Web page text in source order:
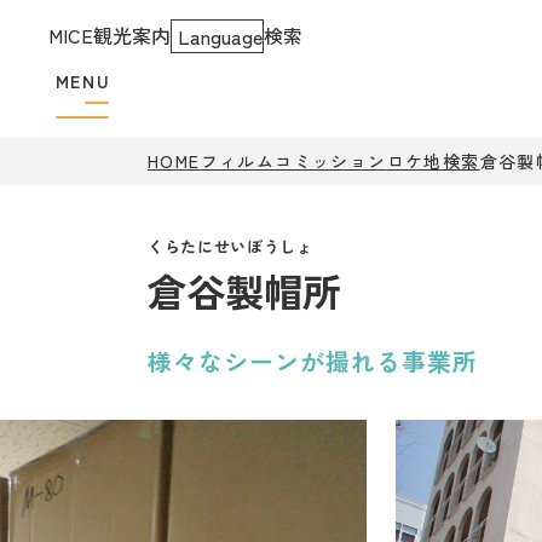
MENU
MICE観光案内 Language検索
HOME フィルムコミッション ロケ地検索倉谷製
倉谷製帽所
様々なシーンが撮れる事業所